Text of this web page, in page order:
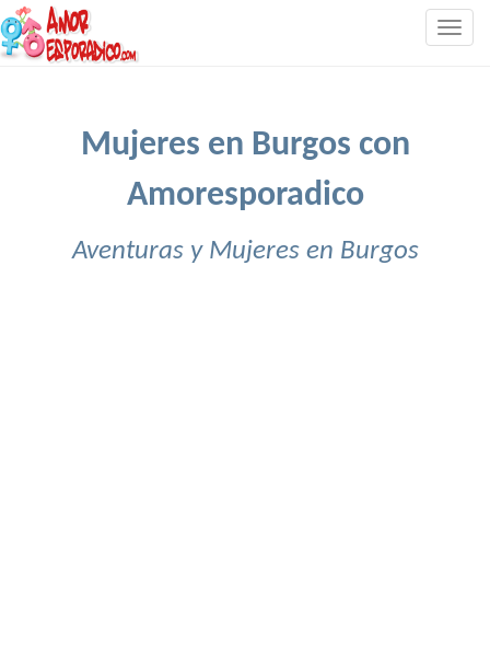
Mujeres en Burgos con
Amoresporadico
Aventuras y Mujeres en Burgos